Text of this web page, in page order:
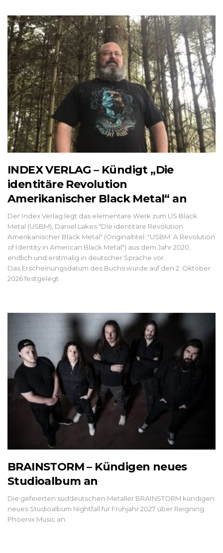
INDEX VERLAG – Kündigt „Die
identitäre Revolution
Amerikanischer Black Metal“ an
Der Index Verlag legt das elementare Werk zum US Black
Metal (USBM), Daniel Lakes "Die identitäre Revolution.
Amerikanischer Black Metal" (Originaltitel: "USBM: A Revolution
of Identity in American Black Metal") aus dem Jahr 2020,
endlich und erstmalig in deutscher Sprache vor.
Das Erscheinungsdatum des Buchs wurde auf den 2. Oktober
2026 festgelegt
BRAINSTORM – Kündigen neues
Studioalbum an
Die gefeierten süddeutschen Metaller BRAINSTORM kündigen
neues Studioalbum Nightfall für Frühjahr 2027 über Reigning
Phoenix Music an.